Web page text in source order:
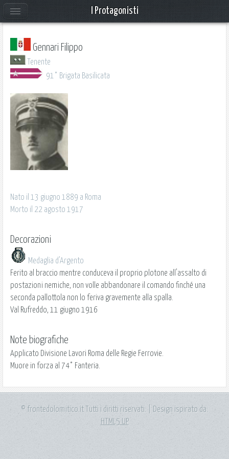
Gennari Filippo
Tenente
91° Brigata Basilicata
Nato il 13 giugno 1889 a Roma
Morto il 22 agosto 1917
Decorazioni
Medaglia d'Argento
Ferito al braccio mentre conduceva il proprio plotone all'assalto di
postazioni nemiche, non volle abbandonare il comando finché una
seconda pallottola non lo feriva gravemente alla spalla.
Val Rufreddo, 11 giugno 1916
Note biografiche
Applicato Divisione Lavori Roma delle Regie Ferrovie.
Muore in forza al 74° Fanteria.
© frontedolomitico.it Tutti i diritti riservati. | Design ispirato da:
HTML5 UP
I Protagonisti